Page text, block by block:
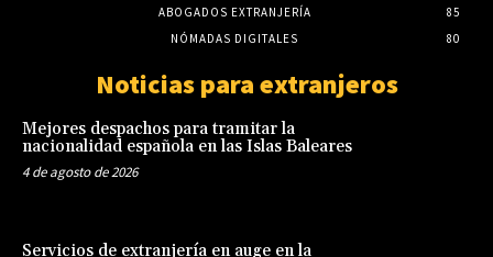
ABOGADOS EXTRANJERÍA
85
NÓMADAS DIGITALES
80
Noticias para extranjeros
Mejores despachos para tramitar la
nacionalidad española en las Islas Baleares
4 de agosto de 2026
Servicios de extranjería en auge en la